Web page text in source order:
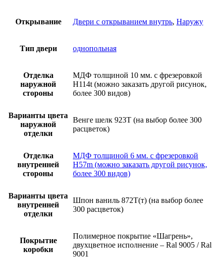
Открывание Двери с открыванием внутрь, Наружу
Тип двери однопольная
Отделка
наружной
стороны
МДФ толщиной 10 мм. с фрезеровкой
H114t (можно заказать другой рисунок,
более 300 видов)
Варианты цвета
наружной
отделки
Венге шелк 923Т (на выбор более 300
расцветок)
Отделка
внутренней
стороны
МДФ толщиной 6 мм. с фрезеровкой
H57m (можно заказать другой рисунок,
более 300 видов)
Варианты цвета
внутренней
отделки
Шпон ваниль 872Т(т) (на выбор более
300 расцветок)
Покрытие
коробки
Полимерное покрытие «Шагрень»,
двухцветное исполнение – Ral 9005 / Ral
9001